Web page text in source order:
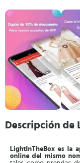
Descripción de
LightInTheBox es la
online del mismo